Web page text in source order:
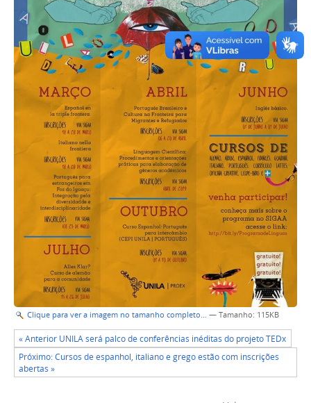
Clique para ver a imagem no tamanho completo… — Tamanho: 115KB
« Anterior UNILA será palco de conferências inéditas do projeto TEDx
Próximo: Cursos de espanhol, italiano e grego estão com inscrições
abertas »